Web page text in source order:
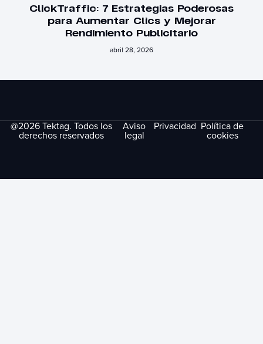
ClickTraffic: 7 Estrategias Poderosas
para Aumentar Clics y Mejorar
Rendimiento Publicitario
abril 28, 2026
@2026 Tektag. Todos los
derechos reservados
Aviso
legal
Privacidad Política de
cookies